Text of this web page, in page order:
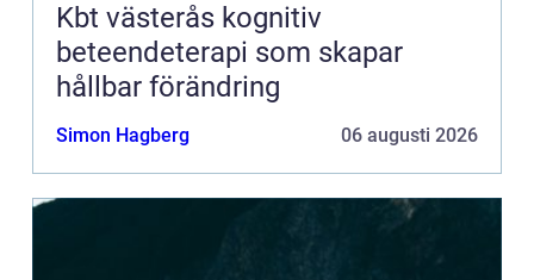
Kbt västerås kognitiv
beteendeterapi som skapar
hållbar förändring
Simon Hagberg 06 augusti 2026